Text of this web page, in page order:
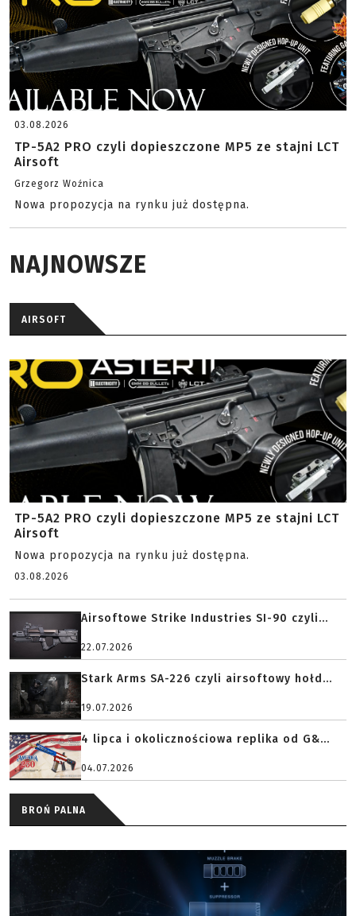
03.08.2026
TP-5A2 PRO czyli dopieszczone MP5 ze stajni LCT
Airsoft
Grzegorz Woźnica
Nowa propozycja na rynku już dostępna.
NAJNOWSZE
AIRSOFT
TP-5A2 PRO czyli dopieszczone MP5 ze stajni LCT
Airsoft
Nowa propozycja na rynku już dostępna.
03.08.2026
Airsoftowe Strike Industries SI-90 czyli...
22.07.2026
Stark Arms SA-226 czyli airsoftowy hołd...
19.07.2026
4 lipca i okolicznościowa replika od G&...
04.07.2026
BROŃ PALNA